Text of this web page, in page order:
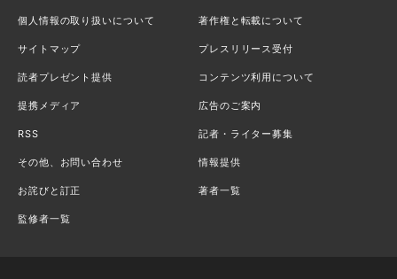
個人情報の取り扱いについて 著作権と転載について
サイトマップ プレスリリース受付
読者プレゼント提供 コンテンツ利用について
提携メディア 広告のご案内
RSS 記者・ライター募集
その他、お問い合わせ 情報提供
お詫びと訂正 著者一覧
監修者一覧